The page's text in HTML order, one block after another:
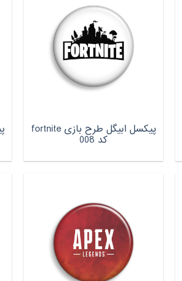
پیکسل ابیگل طرح بازی fortnite
کد 008